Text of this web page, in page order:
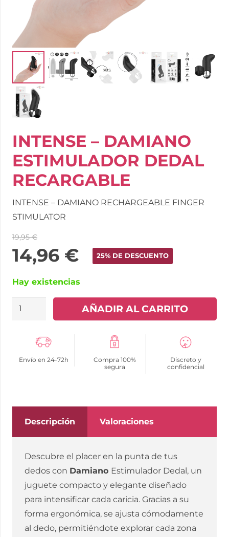
INTENSE – DAMIANO
ESTIMULADOR DEDAL
RECARGABLE
INTENSE – DAMIANO RECHARGEABLE FINGER
STIMULATOR
19,95€
14,96 € 25% DE DESCUENTO
Hay existencias
INTENSE
ESTIMULADOR
DEDAL
AÑADIR AL CARRITO
Envío en 24-72h
Compra 100%
segura
Discreto y
confidencial
Descripción Valoraciones
Descubre el placer en la punta de tus
dedos con Damiano Estimulador Dedal, un
juguete compacto y elegante diseñado
para intensificar cada caricia. Gracias a su
forma ergonómica, se ajusta cómodamente
al dedo, permitiéndote explorar cada zona